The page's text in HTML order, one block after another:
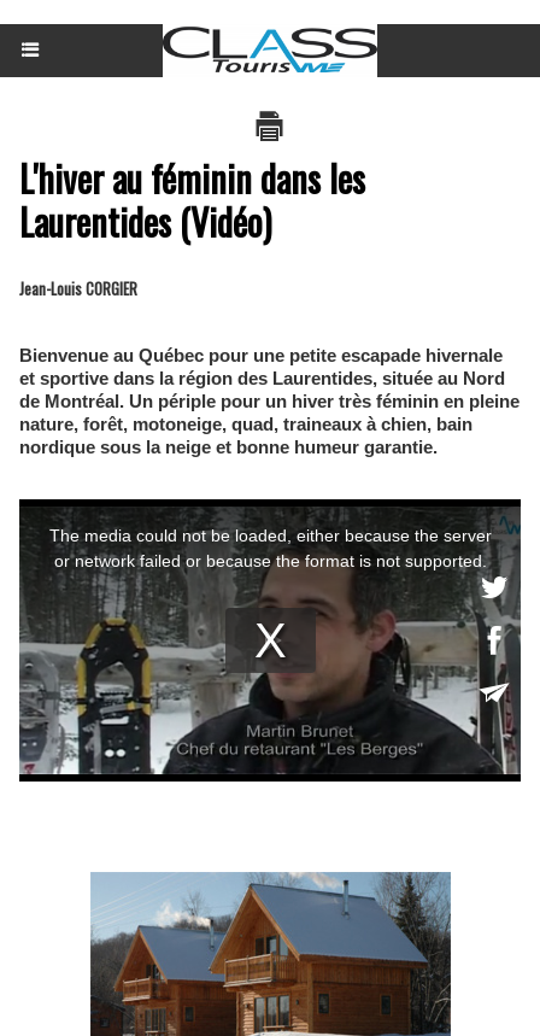
L'hiver au féminin dans les
Laurentides (Vidéo)
Jean-Louis CORGIER
Bienvenue au Québec pour une petite escapade hivernale
et sportive dans la région des Laurentides, située au Nord
de Montréal. Un périple pour un hiver très féminin en pleine
nature, forêt, motoneige, quad, traineaux à chien, bain
nordique sous la neige et bonne humeur garantie.